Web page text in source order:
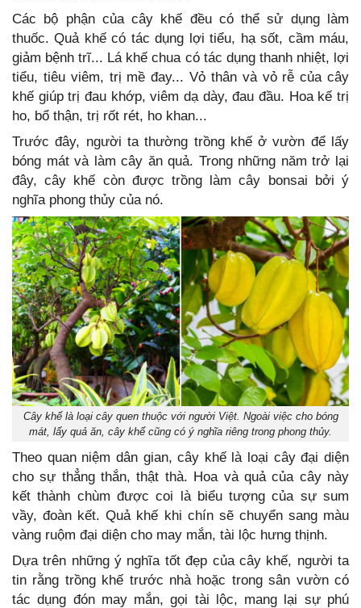
Các bộ phận của cây khế đều có thể sử dụng làm
thuốc. Quả khế có tác dụng lợi tiểu, hạ sốt, cầm máu,
giảm bệnh trĩ... Lá khế chua có tác dụng thanh nhiệt, lợi
tiểu, tiêu viêm, trị mề đay... Vỏ thân và vỏ rễ của cây
khế giúp trị đau khớp, viêm dạ dày, đau đầu. Hoa kế trị
ho, bổ thận, trị rốt rét, ho khan...
Trước đây, người ta thường trồng khế ở vườn để lấy
bóng mát và làm cây ăn quả. Trong những năm trở lại
đây, cây khế còn được trồng làm cây bonsai bởi ý
nghĩa phong thủy của nó.
Cây khế là loại cây quen thuộc với người Việt. Ngoài việc cho bóng
mát, lấy quả ăn, cây khế cũng có ý nghĩa riêng trong phong thủy.
Theo quan niệm dân gian, cây khế là loại cây đại diện
cho sự thẳng thắn, thật thà. Hoa và quả của cây này
kết thành chùm được coi là biểu tượng của sự sum
vầy, đoàn kết. Quả khế khi chín sẽ chuyển sang màu
vàng ruộm đại diện cho may mắn, tài lộc hưng thịnh.
Dựa trên những ý nghĩa tốt đẹp của cây khế, người ta
tin rằng trồng khế trước nhà hoặc trong sân vườn có
tác dụng đón may mắn, gọi tài lộc, mang lại sự phú